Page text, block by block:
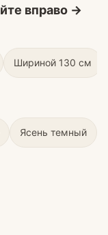
Шириной 130 см
Ясень темный